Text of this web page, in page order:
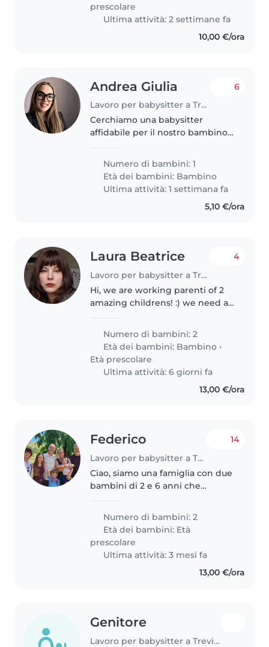
prescolare
Ultima attività: 2 settimane fa
10,00 €/ora
Andrea Giulia
Lavoro per babysitter a Treviso
6
Cerchiamo una babysitter
affidabile per il nostro bambino
curioso e socievole. Viviamo con
animali domestici, quindi è
importante sentirsi a proprio
Numero di bambini: 1
Età dei bambini: Bambino
Ultima attività: 1 settimana fa
5,10 €/ora
Laura Beatrice
Lavoro per babysitter a Treviso
4
Hi, we are working parenti of 2
amazing childrens! :) we need a
them from school to home and
stay with them until we come
home:)
Numero di bambini: 2
Età dei bambini: Bambino •
Età prescolare
Ultima attività: 6 giorni fa
13,00 €/ora
Federico
Lavoro per babysitter a Treviso
14
Ciao, siamo una famiglia con due
bambini di 2 e 6 anni che
chiamata, in caso di necessità.
Capita che, per impegni di
lavoro, quando l'asilo chiude in..
Numero di bambini: 2
Età dei bambini: Età
prescolare
Ultima attività: 3 mesi fa
13,00 €/ora
Genitore
Lavoro per babysitter a Treviso